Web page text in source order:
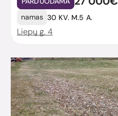
namas 30 KV. M.5 A.
Liepų g. 4